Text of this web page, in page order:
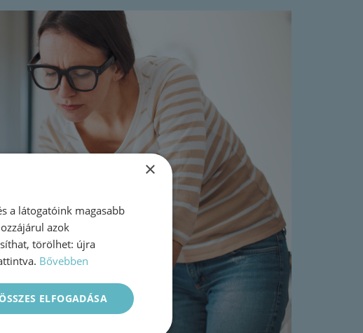
×
a látogatóink magasabb
azok
törölhet: újra
Bővebben
ELFOGADÁSA